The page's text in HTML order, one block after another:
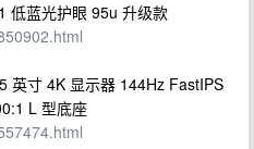
低蓝光护眼 95u 升级款
英寸 4K 显示器 144Hz FastIPS
L 型底座